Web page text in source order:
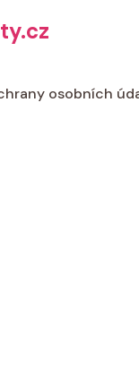
osobních